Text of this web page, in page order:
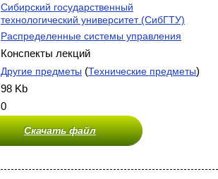
Сибирский государственный
технологический университет (СибГТУ)
Распределенные системы управления
Конспекты лекций
Другие предметы (Технические предметы)
98 Kb
0
Скачать файл